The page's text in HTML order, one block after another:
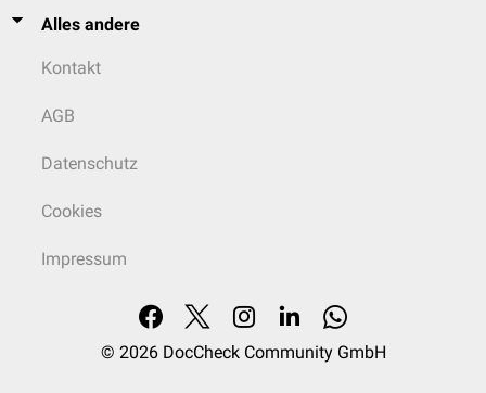
Alles andere
Kontakt
AGB
Datenschutz
Cookies
Impressum
© 2026 DocCheck Community GmbH